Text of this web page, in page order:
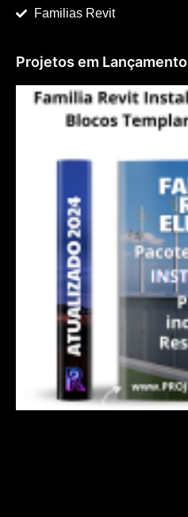
Familias Revit
Projetos em Lançamento